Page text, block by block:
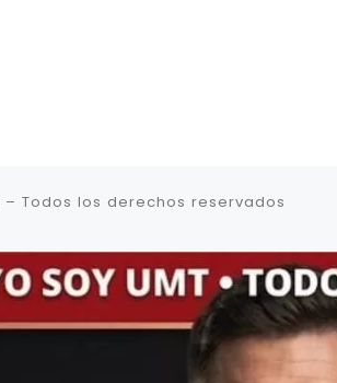
– Todos los derechos reservados